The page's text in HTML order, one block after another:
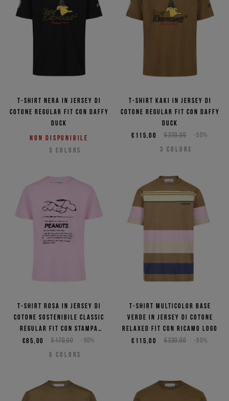
T-shirt nera in jersey di
cotone regular fit con Daffy
Duck
Non disponibile
3 COLORS
T-shirt kaki in jersey di
cotone regular fit con Daffy
Duck
€230,00 -50%
€115,00
3 COLORS
T-shirt rosa in jersey di
cotone sostenibile classic
regular fit con stampa
Snoopy
€170,00 -50%
€85,00
5 COLORS
T-shirt multicolor base
verde in jersey di cotone
relaxed fit con ricamo logo
€230,00 -50%
€115,00